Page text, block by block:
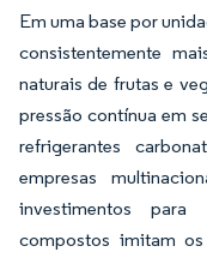
Em uma base por
consistentemente
naturais de frutas e
pressão contínua em
refrigerantes
empresas
investimentos para
compostos imitam